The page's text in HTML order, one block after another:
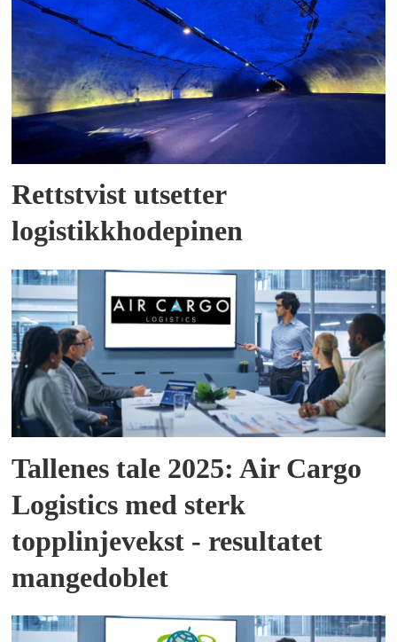
Rettstvist utsetter
logistikkhodepinen
Tallenes tale 2025: Air Cargo
Logistics med sterk
topplinjevekst - resultatet
mangedoblet